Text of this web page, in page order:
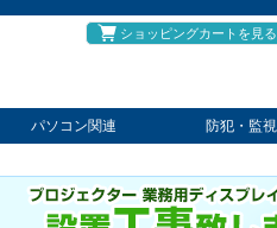
ショッピングカートを見る
パソコン関連 防犯・監